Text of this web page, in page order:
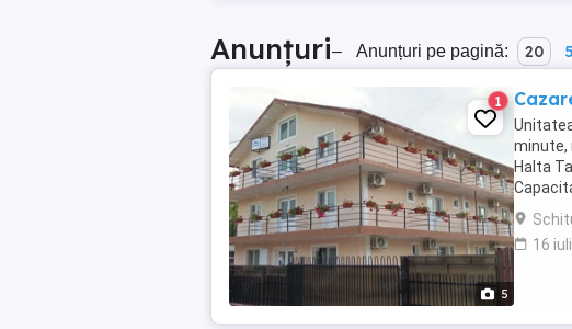
Anunțuri– Anunțuri pe pagină: 20
5
1
minute,
Halta
camere
16